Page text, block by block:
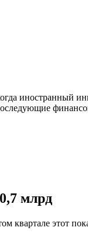
иностранный
млрд
этот